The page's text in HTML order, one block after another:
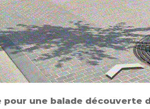
une balade découverte